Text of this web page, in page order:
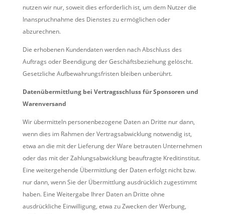
nutzen wir nur, soweit dies erforderlich ist, um dem Nutzer die
Inanspruchnahme des Dienstes zu ermöglichen oder
abzurechnen.
Die erhobenen Kundendaten werden nach Abschluss des
Auftrags oder Beendigung der Geschäftsbeziehung gelöscht.
Gesetzliche Aufbewahrungsfristen bleiben unberührt.
Datenübermittlung bei Vertragsschluss für Sponsoren und
Warenversand
Wir übermitteln personenbezogene Daten an Dritte nur dann,
wenn dies im Rahmen der Vertragsabwicklung notwendig ist,
etwa an die mit der Lieferung der Ware betrauten Unternehmen
oder das mit der Zahlungsabwicklung beauftragte Kreditinstitut.
Eine weitergehende Übermittlung der Daten erfolgt nicht bzw.
nur dann, wenn Sie der Übermittlung ausdrücklich zugestimmt
haben. Eine Weitergabe Ihrer Daten an Dritte ohne
ausdrückliche Einwilligung, etwa zu Zwecken der Werbung,